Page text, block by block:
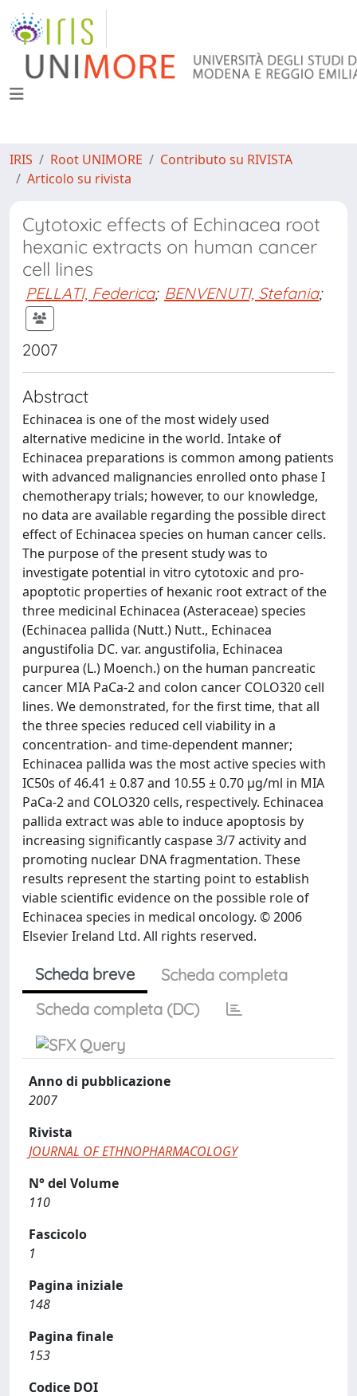
IRIS Root UNIMORE
Contributo su RIVISTA
Articolo su rivista
Cytotoxic effects of Echinacea root
hexanic extracts on human cancer
cell lines
PELLATI, Federica; BENVENUTI, Stefania;
2007
Abstract
Echinacea is one of the most widely used
alternative medicine in the world. Intake of
Echinacea preparations is common among patients
with advanced malignancies enrolled onto phase I
chemotherapy trials; however, to our knowledge,
no data are available regarding the possible direct
effect of Echinacea species on human cancer cells.
The purpose of the present study was to
investigate potential in vitro cytotoxic and pro-
apoptotic properties of hexanic root extract of the
three medicinal Echinacea (Asteraceae) species
(Echinacea pallida (Nutt.) Nutt., Echinacea
angustifolia DC. var. angustifolia, Echinacea
purpurea (L.) Moench.) on the human pancreatic
cancer MIA PaCa-2 and colon cancer COLO320 cell
lines. We demonstrated, for the first time, that all
the three species reduced cell viability in a
concentration- and time-dependent manner;
Echinacea pallida was the most active species with
IC50s of 46.41 ± 0.87 and 10.55 ± 0.70 μg/ml in MIA
PaCa-2 and COLO320 cells, respectively. Echinacea
pallida extract was able to induce apoptosis by
increasing significantly caspase 3/7 activity and
promoting nuclear DNA fragmentation. These
results represent the starting point to establish
viable scientific evidence on the possible role of
Echinacea species in medical oncology. © 2006
Elsevier Ireland Ltd. All rights reserved.
Scheda breve
Scheda completa
Scheda completa (DC)
Anno di pubblicazione
2007
Rivista
JOURNAL OF ETHNOPHARMACOLOGY
N° del Volume
110
Fascicolo
1
Pagina iniziale
148
Pagina finale
153
Codice DOI